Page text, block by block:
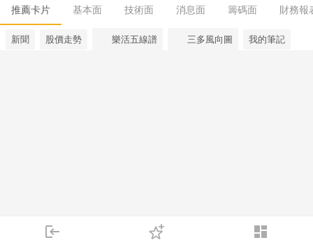
login dashboard
下單
推薦卡片 基本面 技術面 消息面 籌碼面 財務報
新聞 股價走勢 樂活五線譜 三多風向圖 我的筆記